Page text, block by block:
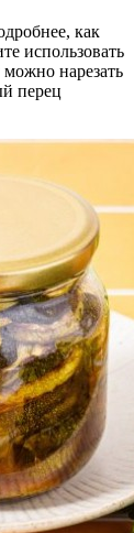
как
использовать
можно нарезать
перец